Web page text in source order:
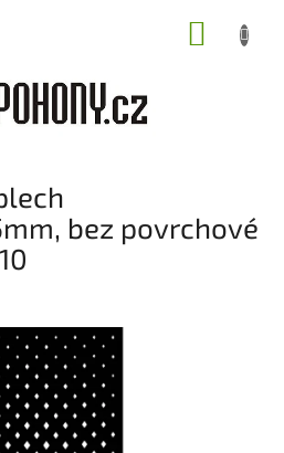
bez povrchové